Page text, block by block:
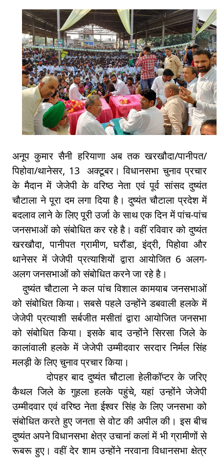
अनूप कुमार सैनी हरियाणा अब तक खरखौदा/पानीपत/
पिहोवा/थानेसर, 13 अक्टूबर। विधानसभा चुनाव प्रचार
के मैदान में जेजेपी के वरिष्ठ नेता एवं पूर्व सांसद दुष्यंत
चौटाला ने पूरा दम लगा दिया है। दुष्यंत चौटाला प्रदेश में
बदलाव लाने के लिए पूरी उर्जा के साथ एक दिन में पांच-पांच
जनसभाओं को संबोधित कर रहे है। वहीं रविवार को दुष्यंत
खरखौदा, पानीपत ग्रामीण, घरौंडा, इंद्री, पिहोवा और
थानेसर में जेजेपी प्रत्याशियों द्वारा आयोजित 6 अलग-
अलग जनसभाओं को संबोधित करने जा रहे है।
दुष्यंत चौटाला ने कल पांच विशाल कामयाब जनसभाओं
को संबोधित किया। सबसे पहले उन्होंने डबवाली हलके में
जेजेपी प्रत्याशी सर्बजीत मसीतां द्वारा आयोजित जनसभा
को संबोधित किया। इसके बाद उन्होंने सिरसा जिले के
कालांवाली हलके में जेजेपी उम्मीदवार सरदार निर्मल सिंह
मलड़ी के लिए चुनाव प्रचार किया।
दोपहर बाद दुष्यंत चौटाला हेलीकॉप्टर के जरिए
कैथल जिले के गुहला हलके पहुंचे, यहां उन्होंने जेजेपी
उम्मीदवार एवं वरिष्ठ नेता ईश्वर सिंह के लिए जनसभा को
संबोधित करते हुए जनता से वोट की अपील की। इस बीच
दुष्यंत अपने विधानसभा क्षेत्र उचानां कलां में भी ग्रामीणों से
रूबरू हुए। वहीं देर शाम उन्होंने नरवाना विधानसभा क्षेत्र